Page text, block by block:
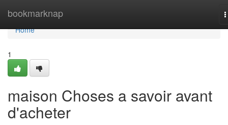
bookmarknap
Home
Home
1
maison Choses a savoir avant
d'acheter